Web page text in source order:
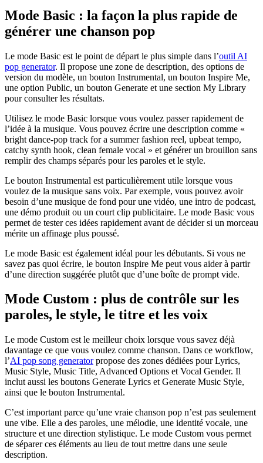
Mode Basic : la façon la plus rapide de
générer une chanson pop
Le mode Basic est le point de départ le plus simple dans l’outil AI
pop generator. Il propose une zone de description, des options de
version du modèle, un bouton Instrumental, un bouton Inspire Me,
une option Public, un bouton Generate et une section My Library
pour consulter les résultats.
Utilisez le mode Basic lorsque vous voulez passer rapidement de
l’idée à la musique. Vous pouvez écrire une description comme «
bright dance-pop track for a summer fashion reel, upbeat tempo,
catchy synth hook, clean female vocal » et générer un brouillon sans
remplir des champs séparés pour les paroles et le style.
Le bouton Instrumental est particulièrement utile lorsque vous
voulez de la musique sans voix. Par exemple, vous pouvez avoir
besoin d’une musique de fond pour une vidéo, une intro de podcast,
une démo produit ou un court clip publicitaire. Le mode Basic vous
permet de tester ces idées rapidement avant de décider si un morceau
mérite un affinage plus poussé.
Le mode Basic est également idéal pour les débutants. Si vous ne
savez pas quoi écrire, le bouton Inspire Me peut vous aider à partir
d’une direction suggérée plutôt que d’une boîte de prompt vide.
Mode Custom : plus de contrôle sur les
paroles, le style, le titre et les voix
Le mode Custom est le meilleur choix lorsque vous savez déjà
davantage ce que vous voulez comme chanson. Dans ce workflow,
l’AI pop song generatorpropose des zones dédiées pour Lyrics,
Music Style, Music Title, Advanced Options et Vocal Gender. Il
inclut aussi les boutons Generate Lyrics et Generate Music Style,
ainsi que le bouton Instrumental.
C’est important parce qu’une vraie chanson pop n’est pas seulement
une vibe. Elle a des paroles, une mélodie, une identité vocale, une
structure et une direction stylistique. Le mode Custom vous permet
de séparer ces éléments au lieu de tout mettre dans une seule
description.